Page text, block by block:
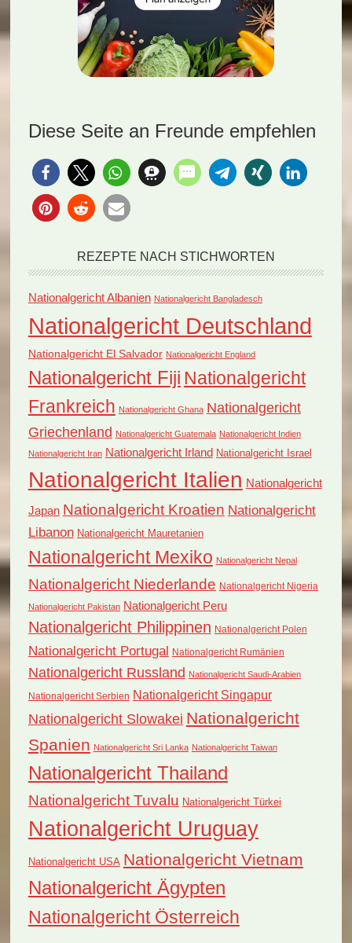
Diese Seite an Freunde empfehlen
REZEPTE NACH STICHWORTEN
Nationalgericht Albanien Nationalgericht Bangladesch
Nationalgericht Deutschland
Nationalgericht El Salvador Nationalgericht England
Nationalgericht Fiji Nationalgericht
Frankreich Nationalgericht Ghana Nationalgericht
Griechenland Nationalgericht Guatemala Nationalgericht Indien
Nationalgericht Iran Nationalgericht Irland Nationalgericht Israel
Nationalgericht Italien Nationalgericht
Japan Nationalgericht Kroatien Nationalgericht
Libanon Nationalgericht Mauretanien
Nationalgericht Mexiko Nationalgericht Nepal
Nationalgericht Niederlande Nationalgericht Nigeria
Nationalgericht Pakistan Nationalgericht Peru
Nationalgericht Philippinen Nationalgericht Polen
Nationalgericht Portugal Nationalgericht Rumänien
Nationalgericht Russland Nationalgericht Saudi-Arabien
Nationalgericht Serbien Nationalgericht Singapur
Nationalgericht Slowakei Nationalgericht
Spanien Nationalgericht Sri Lanka Nationalgericht Taiwan
Nationalgericht Thailand
Nationalgericht Tuvalu Nationalgericht Türkei
Nationalgericht Uruguay
Nationalgericht USA Nationalgericht Vietnam
Nationalgericht Ägypten
Nationalgericht Österreich